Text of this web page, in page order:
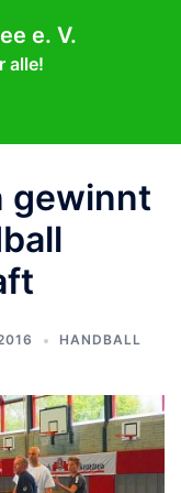
e. V.
alle!
gewinnt
HANDBALL